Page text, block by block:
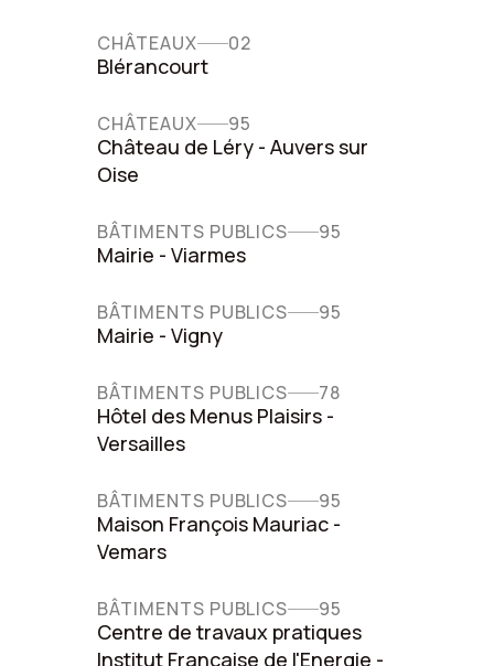
CHÂTEAUX 02
Blérancourt
CHÂTEAUX 95
Château de Léry - Auvers sur
Oise
BÂTIMENTS PUBLICS 95
Mairie - Viarmes
BÂTIMENTS PUBLICS 95
Mairie - Vigny
BÂTIMENTS PUBLICS 78
Hôtel des Menus Plaisirs -
Versailles
BÂTIMENTS PUBLICS 95
Maison François Mauriac -
Vemars
BÂTIMENTS PUBLICS 95
Centre de travaux pratiques
Institut Française de l'Energie -